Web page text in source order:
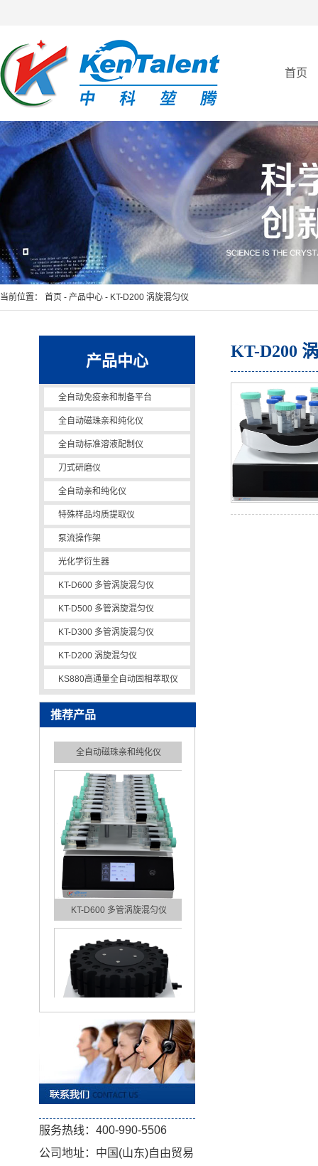
首页
当前位置： 首页 - 产品中心 - KT-D200 涡旋混匀仪
产品中心
全自动免疫亲和制备平台
全自动磁珠亲和纯化仪
全自动标准溶液配制仪
刀式研磨仪
全自动亲和纯化仪
特殊样品均质提取仪
泵流操作架
光化学衍生器
KT-D600 多管涡旋混匀仪
KT-D500 多管涡旋混匀仪
KT-D300 多管涡旋混匀仪
KT-D200 涡旋混匀仪
KS880高通量全自动固相萃取仪
推荐产品
全自动亲和纯化仪
全自动免疫亲和制备平台
全自动磁珠亲和纯化仪
KT-D600 多管涡旋混匀仪
KT-D500 多管涡旋混匀仪
服务热线：400-990-5506
公司地址：中国(山东)自由贸易
KT-D200